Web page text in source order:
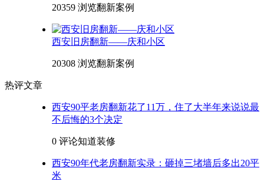
20359 浏览翻新案例
西安旧房翻新——庆和小区
20308 浏览翻新案例
热评文章
西安90平老房翻新花了11万，住了大半年来说说最
不后悔的3个决定
0 评论知道装修
西安90年代老房翻新实录：砸掉三堵墙后多出20平
米